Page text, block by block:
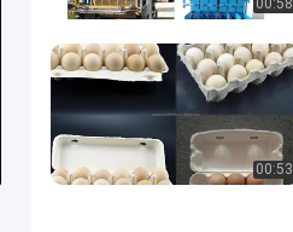
00:58
00:53